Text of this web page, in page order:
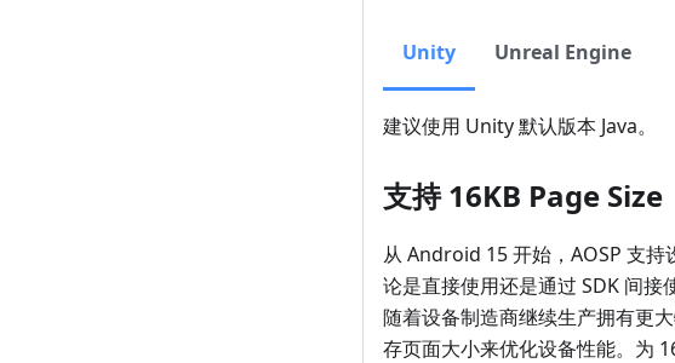
Unity Unreal Engine
建议使用 Unity 默认版本 Java。
支持 16KB Page Size
从 Android 15 开始，AOSP 支持
论是直接使用还是通过 SDK 间接
随着设备制造商继续生产拥有更
存页面大小来优化设备性能。为